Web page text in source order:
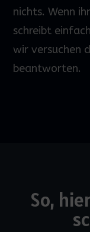
nichts. Wenn
schreibt
wir versuchen
beantworten.
So,